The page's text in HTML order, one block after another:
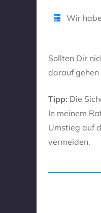
Wir
Sollten Dir
darauf
Tipp: Die
In meinem
Umstieg auf
vermeiden.